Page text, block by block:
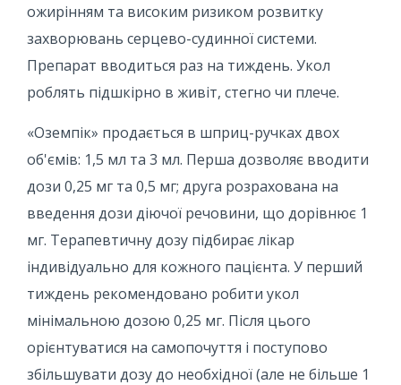
ожирінням та високим ризиком розвитку
захворювань серцево-судинної системи.
Препарат вводиться раз на тиждень. Укол
роблять підшкірно в живіт, стегно чи плече.
«Оземпік» продається в шприц-ручках двох
об'ємів: 1,5 мл та 3 мл. Перша дозволяє вводити
дози 0,25 мг та 0,5 мг; друга розрахована на
введення дози діючої речовини, що дорівнює 1
мг. Терапевтичну дозу підбирає лікар
індивідуально для кожного пацієнта. У перший
тиждень рекомендовано робити укол
мінімальною дозою 0,25 мг. Після цього
орієнтуватися на самопочуття і поступово
збільшувати дозу до необхідної (але не більше 1